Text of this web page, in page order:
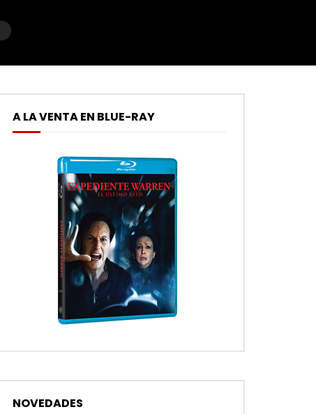
A LA VENTA EN BLUE-RAY
NOVEDADES